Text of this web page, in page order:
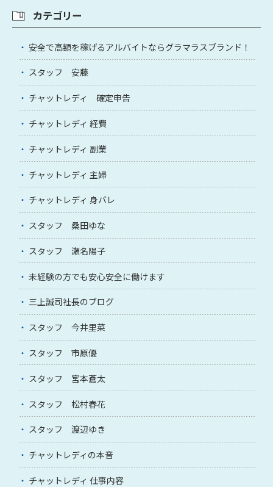
カテゴリー
安全で高額を稼げるアルバイトならグラマラスブランド！
スタッフ 安藤
チャットレディ 確定申告
チャットレディ 経費
チャットレディ 副業
チャットレディ 主婦
チャットレディ 身バレ
スタッフ 桑田ゆな
スタッフ 瀬名陽子
未経験の方でも安心安全に働けます
三上誠司社長のブログ
スタッフ 今井里菜
スタッフ 市原優
スタッフ 宮本蒼太
スタッフ 松村春花
スタッフ 渡辺ゆき
チャットレディの本音
チャットレディ 仕事内容